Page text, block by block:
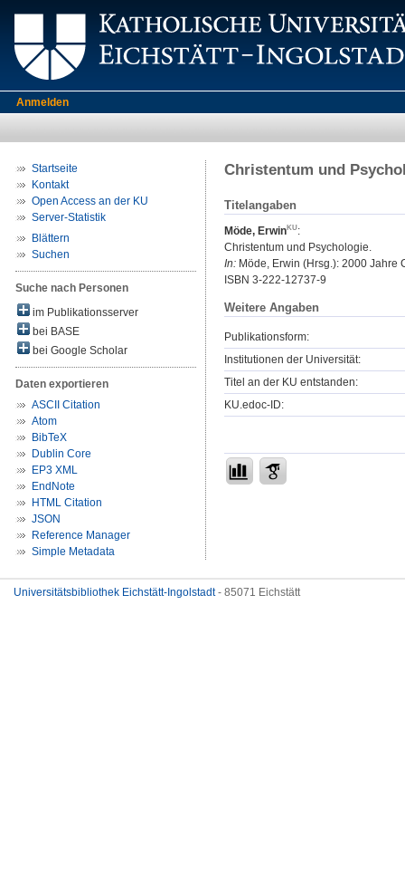
Anmelden
Startseite
Kontakt
Open Access an der KU
Server-Statistik
Blättern
Suchen
Suche nach Personen
im Publikationsserver
bei BASE
bei Google Scholar
Daten exportieren
ASCII Citation
Atom
BibTeX
Dublin Core
EP3 XML
EndNote
HTML Citation
JSON
Reference Manager
Simple Metadata
Christentum und
Titelangaben
Möde, Erwin
:
Christentum und Psychologie.
In: Möde, Erwin (Hrsg.): 2000 Jahre
ISBN 3-222-12737-9
Weitere Angaben
Publikationsform:
Institutionen der Universität:
Titel an der KU entstanden:
KU.edoc-ID:
Universitätsbibliothek Eichstätt-Ingolstadt- 85071 Eichstätt